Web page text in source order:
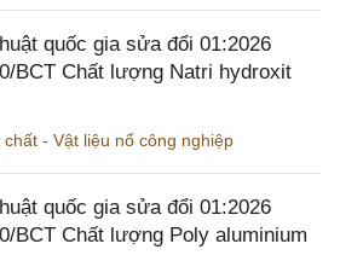
quốc gia sửa đổi 01:2026
BCT Chất lượng Natri hydroxit
chất - Vật liệu nổ công nghiệp
quốc gia sửa đổi 01:2026
BCT Chất lượng Poly aluminium